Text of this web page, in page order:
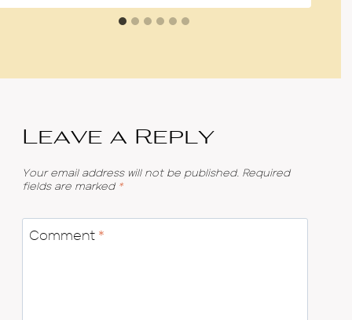
Leave a Reply
Your email address will not be published. Required
fields are marked *
Comment *